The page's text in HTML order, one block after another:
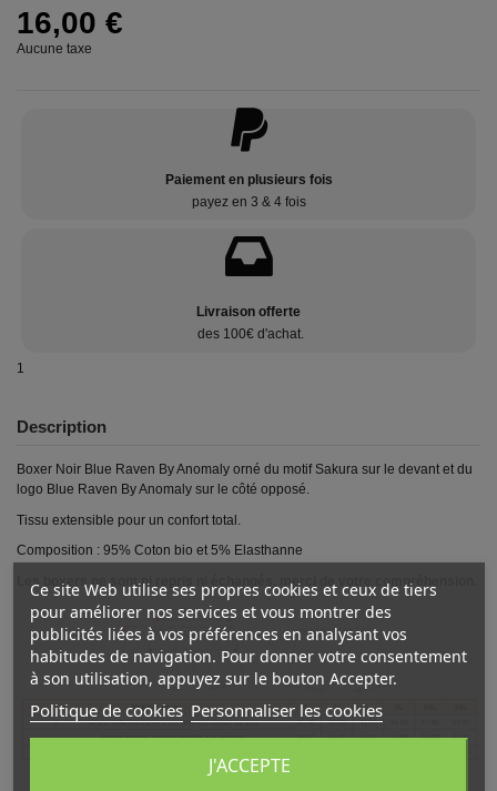
16,00 €
Aucune taxe
Paiement en plusieurs fois
payez en 3 & 4 fois
Livraison offerte
des 100€ d'achat.
1
Description
Boxer Noir Blue Raven By Anomaly orné du motif Sakura sur le devant et du
logo Blue Raven By Anomaly sur le côté opposé.
Tissu extensible pour un confort total.
Composition : 95% Coton bio et 5% Elasthanne
Les boxers ne sont ni repris ni échangés, merci de votre compréhension.
Ce site Web utilise ses propres cookies et ceux de tiers
pour améliorer nos services et vous montrer des
publicités liées à vos préférences en analysant vos
habitudes de navigation. Pour donner votre consentement
à son utilisation, appuyez sur le bouton Accepter.
Politique de cookies Personnaliser les cookies
J'ACCEPTE